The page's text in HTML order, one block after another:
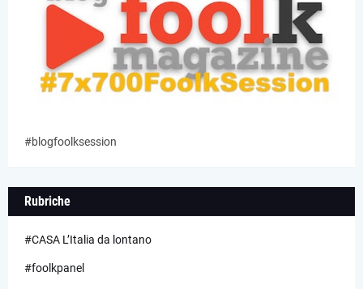
#blogfoolksession
Rubriche
#CASA L’Italia da lontano
#foolkpanel